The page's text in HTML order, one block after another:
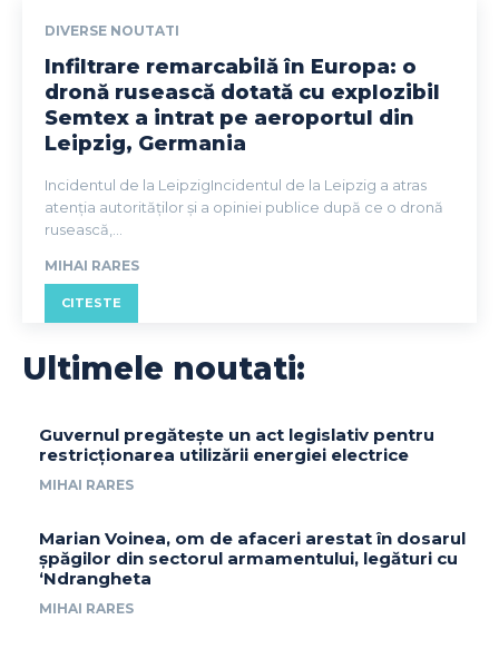
DIVERSE NOUTATI
Infiltrare remarcabilă în Europa: o
dronă rusească dotată cu explozibil
Semtex a intrat pe aeroportul din
Leipzig, Germania
Incidentul de la LeipzigIncidentul de la Leipzig a atras
atenția autorităților și a opiniei publice după ce o dronă
rusească,...
MIHAI RARES
CITESTE
Ultimele noutati:
Guvernul pregătește un act legislativ pentru
restricționarea utilizării energiei electrice
MIHAI RARES
Marian Voinea, om de afaceri arestat în dosarul
șpăgilor din sectorul armamentului, legături cu
‘Ndrangheta
MIHAI RARES